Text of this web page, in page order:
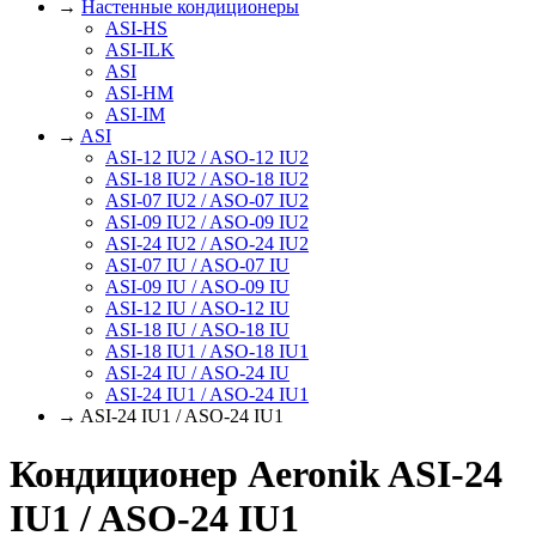
→ Настенные кондиционеры
ASI-HS
ASI-ILK
ASI
ASI-HM
ASI-IM
→ ASI
ASI-12 IU2 / ASO-12 IU2
ASI-18 IU2 / ASO-18 IU2
ASI-07 IU2 / ASO-07 IU2
ASI-09 IU2 / ASO-09 IU2
ASI-24 IU2 / ASO-24 IU2
ASI-07 IU / ASO-07 IU
ASI-09 IU / ASO-09 IU
ASI-12 IU / ASO-12 IU
ASI-18 IU / ASO-18 IU
ASI-18 IU1 / ASO-18 IU1
ASI-24 IU / ASO-24 IU
ASI-24 IU1 / ASO-24 IU1
→ ASI-24 IU1 / ASO-24 IU1
Кондиционер Aeronik ASI-24
IU1 / ASO-24 IU1